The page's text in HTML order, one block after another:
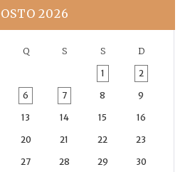
2026
Q S S D
1 2
6 7 8 9
13 14 15 16
20 21 22 23
27 28 29 30